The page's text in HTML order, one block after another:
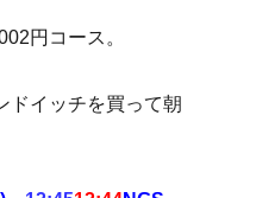
円コース。
ドイッチを買って朝